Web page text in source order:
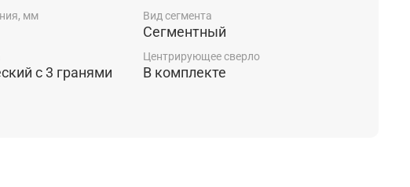
мм Вид сегмента
Сегментный
c 3 гранями
Центрирующее сверло
В комплекте